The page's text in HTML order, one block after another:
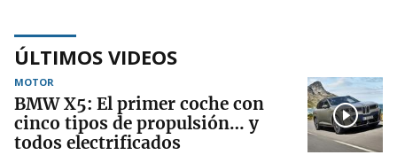
ÚLTIMOS VIDEOS
MOTOR
BMW X5: El primer coche con
cinco tipos de propulsión… y
todos electrificados